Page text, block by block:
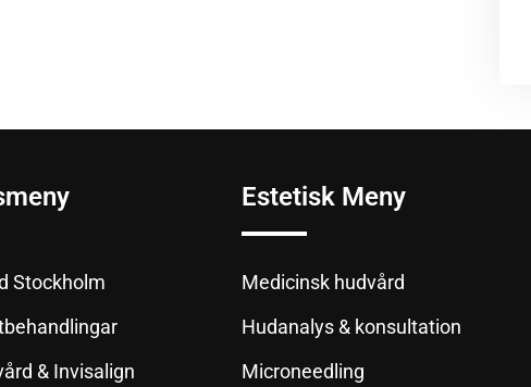
Stockholm
& Invisalign
Estetisk Meny
Medicinsk hudvård
Hudanalys & konsultation
Microneedling